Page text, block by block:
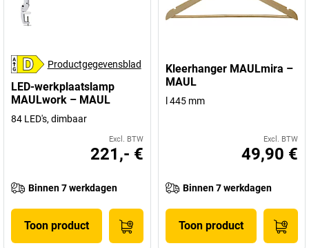
weegschalen.
Productgegevensblad
LED-werkplaatslamp
MAULwork – MAUL
84 LED's, dimbaar
Excl. BTW
221,- €
Binnen 7 werkdagen
Toon product
Kleerhanger MAULmira –
MAUL
l 445 mm
Excl. BTW
49,90 €
Binnen 7 werkdagen
Toon product